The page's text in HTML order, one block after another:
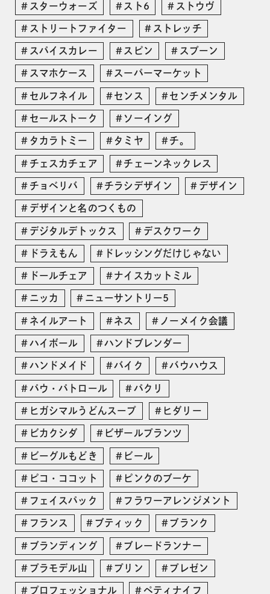
スターウォーズ スト6 ストウヴ
ストリートファイター ストレッチ
スパイスカレー スピン スプーン
スマホケース スーパーマーケット
セルフネイル センス センチメンタル
セールストーク ソーイング
タカラトミー タミヤ チ。
チェスカチェア チェーンネックレス
チョベリバ チラシデザイン デザイン
デザインと名のつくもの
デジタルデトックス デスクワーク
ドラえもん ドレッシングだけじゃない
ドールチェア ナイスカットミル
ニッカ ニューサントリー5
ネイルアート ネス ノーメイク会議
ハイボール ハンドブレンダー
ハンドメイド バイク バウハウス
パウ・パトロール パクリ
ヒガシマルうどんスープ ヒダリー
ビカクシダ ビザールプランツ
ビーグルもどき ビール
ピコ・ココット ピンクのブーケ
フェイスパック フラワーアレンジメント
フランス ブティック ブランク
ブランディング ブレードランナー
プラモデル山 プリン プレゼン
プロフェッショナル ペティナイフ